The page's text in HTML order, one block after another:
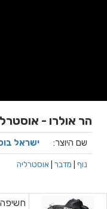
הר אולרו -
שם היוצר: ישראל
נוף מדבר אוסטרליה
חשיפה